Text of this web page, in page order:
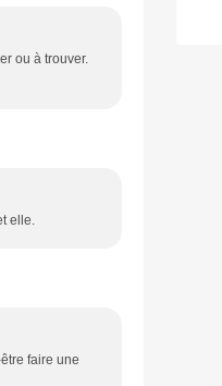
ou à trouver.
elle.
faire une